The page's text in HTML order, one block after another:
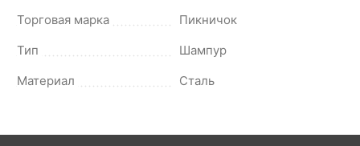
Торговая марка
Пикничок
Тип
Шампур
Материал
Сталь